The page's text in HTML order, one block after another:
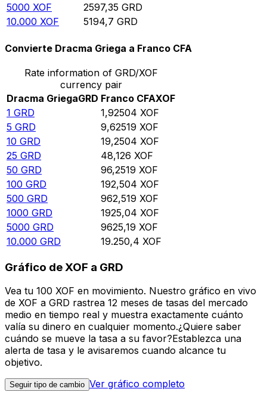
5000 XOF 2597,35 GRD
10.000 XOF 5194,7 GRD
Convierte Dracma Griega a Franco CFA
Rate information of GRD/XOF
currency pair
Dracma GriegaGRD Franco CFAXOF
1 GRD 1,92504 XOF
5 GRD 9,62519 XOF
10 GRD 19,2504 XOF
25 GRD 48,126 XOF
50 GRD 96,2519 XOF
100 GRD 192,504 XOF
500 GRD 962,519 XOF
1000 GRD 1925,04 XOF
5000 GRD 9625,19 XOF
10.000 GRD 19.250,4 XOF
Gráfico de XOF a GRD
Vea tu 100 XOF en movimiento. Nuestro gráfico en vivo
de XOF a GRD rastrea 12 meses de tasas del mercado
medio en tiempo real y muestra exactamente cuánto
valía su dinero en cualquier momento.¿Quiere saber
cuándo se mueve la tasa a su favor?Establezca una
alerta de tasa y le avisaremos cuando alcance tu
objetivo.
Seguir tipo de cambio Ver gráfico completo